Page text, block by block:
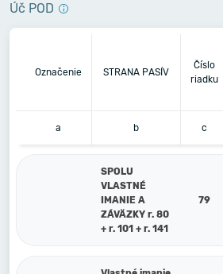
Úč POD
Označenie STRANA PASÍV
Číslo
riadku
a b c
SPOLU
VLASTNÉ
IMANIE A
ZÁVÄZKY r. 80
+ r. 101 + r. 141
79